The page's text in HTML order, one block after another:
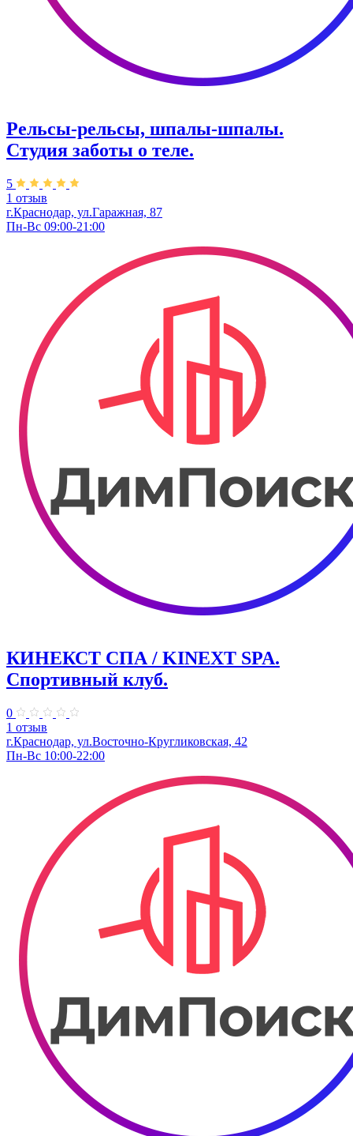
Рельсы-рельсы, шпалы-шпалы.
Студия заботы о теле.
5
1 отзыв
г.Краснодар, ул.​Гаражная, 87
Пн-Вс 09:00-21:00
КИНЕКСТ СПА / KINEXT SPA.
Спортивный клуб.
0
1 отзыв
г.Краснодар, ул.Восточно-Кругликовская, 42
Пн-Вс 10:00-22:00